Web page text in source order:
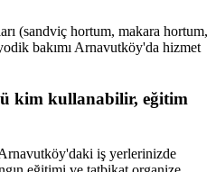
(sandviç hortum, makara hortum,
bakımı Arnavutköy'da hizmet
kim kullanabilir, eğitim
iş yerlerinizde